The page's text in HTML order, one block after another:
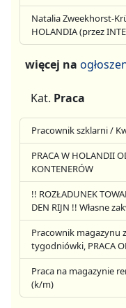
Natalia Zweekhorst-
HOLANDIA (przez
więcej na
Kat. Praca
Pracownik szklarni /
PRACA W HOLANDII
KONTENERÓW
!! ROZŁADUNEK
DEN RIJN !! Własne
Pracownik magazynu
tygodniówki, PRACA
Praca na magazynie
(k/m)